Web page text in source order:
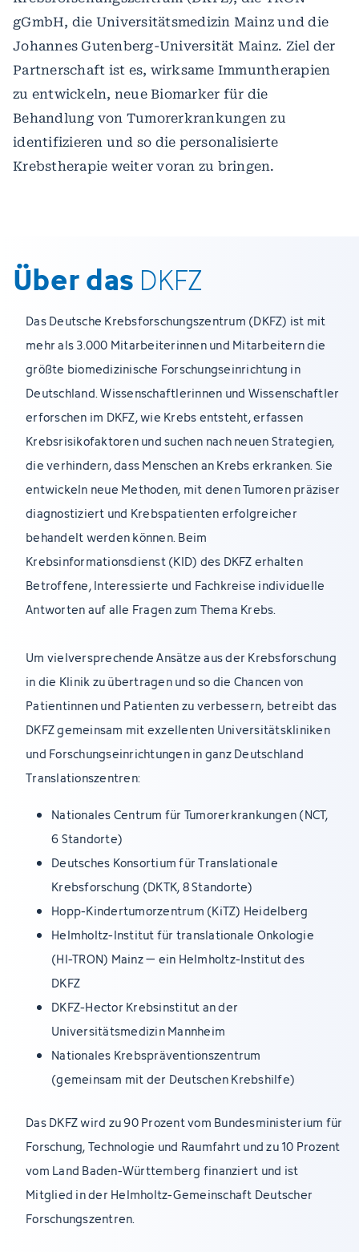
gGmbH, die Universitätsmedizin Mainz und die
Johannes Gutenberg-Universität Mainz. Ziel der
Partnerschaft ist es, wirksame Immuntherapien
zu entwickeln, neue Biomarker für die
Behandlung von Tumorerkrankungen zu
identifizieren und so die personalisierte
Krebstherapie weiter voran zu bringen.
Über das DKFZ
Das Deutsche Krebsforschungszentrum (DKFZ) ist mit
mehr als 3.000 Mitarbeiterinnen und Mitarbeitern die
größte biomedizinische Forschungseinrichtung in
Deutschland. Wissenschaftlerinnen und Wissenschaftler
erforschen im DKFZ, wie Krebs entsteht, erfassen
Krebsrisikofaktoren und suchen nach neuen Strategien,
die verhindern, dass Menschen an Krebs erkranken. Sie
entwickeln neue Methoden, mit denen Tumoren präziser
diagnostiziert und Krebspatienten erfolgreicher
behandelt werden können. Beim
Krebsinformationsdienst (KID) des DKFZ erhalten
Betroffene, Interessierte und Fachkreise individuelle
Antworten auf alle Fragen zum Thema Krebs.
Um vielversprechende Ansätze aus der Krebsforschung
in die Klinik zu übertragen und so die Chancen von
Patientinnen und Patienten zu verbessern, betreibt das
DKFZ gemeinsam mit exzellenten Universitätskliniken
und Forschungseinrichtungen in ganz Deutschland
Translationszentren:
Nationales Centrum für Tumorerkrankungen (NCT,
6 Standorte)
Deutsches Konsortium für Translationale
Krebsforschung (DKTK, 8 Standorte)
Hopp-Kindertumorzentrum (KiTZ) Heidelberg
Helmholtz-Institut für translationale Onkologie
(HI-TRON) Mainz – ein Helmholtz-Institut des
DKFZ
DKFZ-Hector Krebsinstitut an der
Universitätsmedizin Mannheim
Nationales Krebspräventionszentrum
(gemeinsam mit der Deutschen Krebshilfe)
Das DKFZ wird zu 90 Prozent vom Bundesministerium für
Forschung, Technologie und Raumfahrt und zu 10 Prozent
vom Land Baden-Württemberg finanziert und ist
Mitglied in der Helmholtz-Gemeinschaft Deutscher
Forschungszentren.